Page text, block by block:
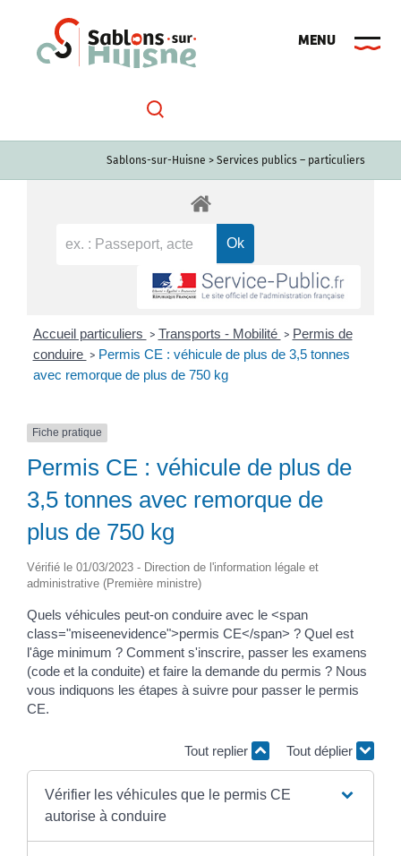
Sablons-sur-Huisne > Services publics – particuliers
Accueil particuliers > Transports - Mobilité > Permis de
conduire > Permis CE : véhicule de plus de 3,5 tonnes
avec remorque de plus de 750 kg
Fiche pratique
Permis CE : véhicule de plus de
3,5 tonnes avec remorque de
plus de 750 kg
Vérifié le 01/03/2023 - Direction de l'information légale et
administrative (Première ministre)
Quels véhicules peut-on conduire avec le <span
class="miseenevidence">permis CE</span> ? Quel est
l'âge minimum ? Comment s'inscrire, passer les examens
(code et la conduite) et faire la demande du permis ? Nous
vous indiquons les étapes à suivre pour passer le permis
CE.
Tout replier Tout déplier
Vérifier les véhicules que le permis CE
autorise à conduire